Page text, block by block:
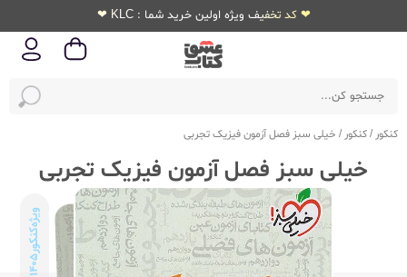
❤ کد تخفیف ویژه اولین خرید شما : KLC ❤
کنکور /کنکور / خیلی سبز فصل آزمون فیزیک تجربی
خیلی سبز فصل آزمون فیزیک تجربی
ویژه‌کنکور
1405